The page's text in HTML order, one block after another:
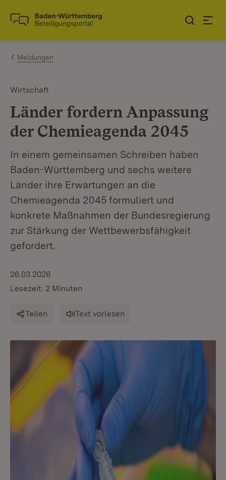
Zum Inhalt springen
Link zur Startseite
Meldungen
Wirtschaft
Länder fordern Anpassung
der Chemieagenda 2045
In einem gemeinsamen Schreiben haben
Baden-Württemberg und sechs weitere
Länder ihre Erwartungen an die
Chemieagenda 2045 formuliert und
konkrete Maßnahmen der Bundesregierung
zur Stärkung der Wettbewerbsfähigkeit
gefordert.
26.03.2026
Lesezeit: 2 Minuten
Teilen Text vorlesen